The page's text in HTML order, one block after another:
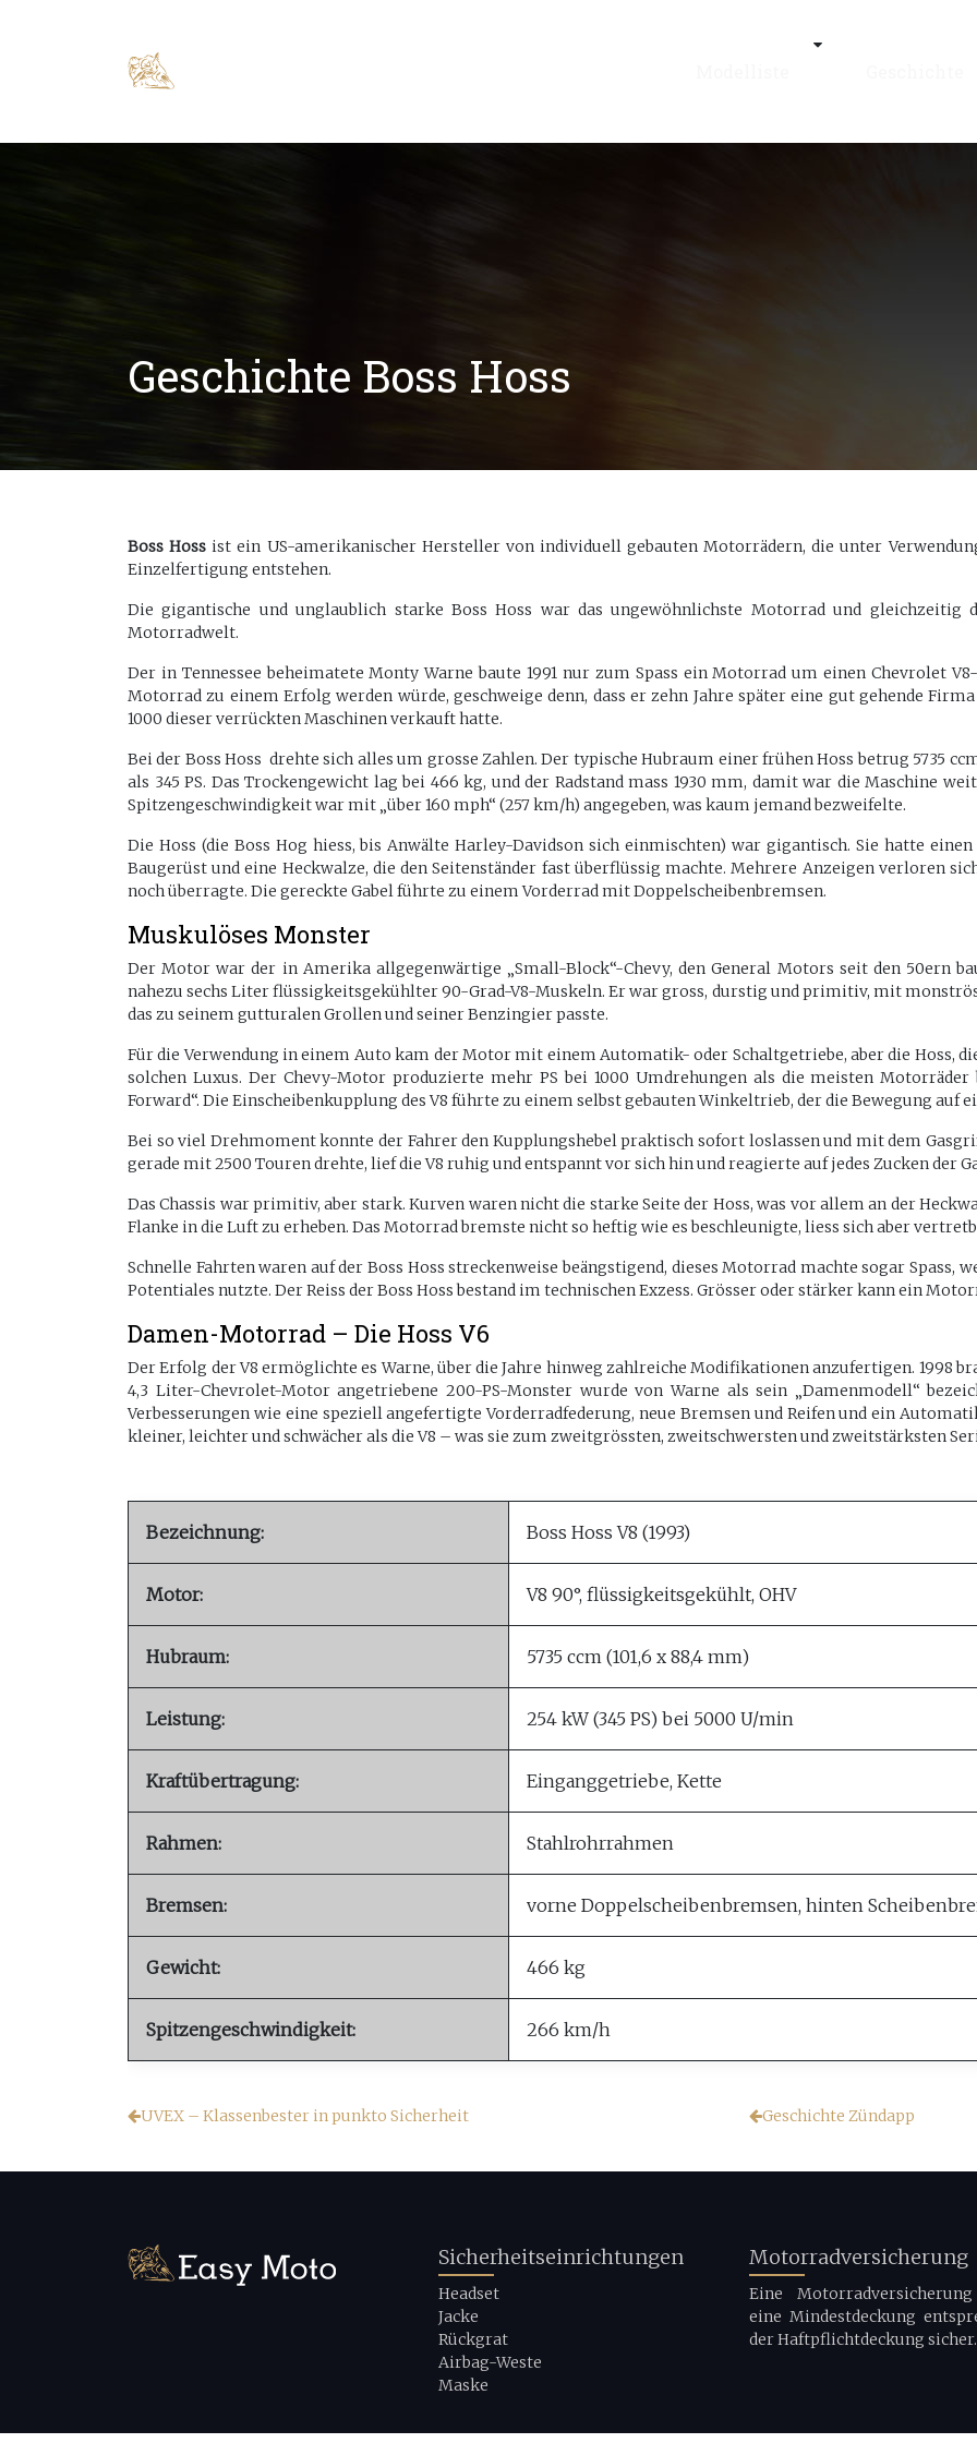
Geschichte Boss Hoss
Boss Hoss ist ein US-amerikanischer Hersteller von individuell gebauten Motorrädern, die unter
Einzelfertigung entstehen.
Die gigantische und unglaublich starke Boss Hoss war das ungewöhnlichste Motorrad und gleichzeitig
Motorradwelt.
Der in Tennessee beheimatete Monty Warne baute 1991 nur zum Spass ein Motorrad um einen Chevrolet
Motorrad zu einem Erfolg werden würde, geschweige denn, dass er zehn Jahre später eine gut gehende
1000 dieser verrückten Maschinen verkauft hatte.
Bei der Boss Hoss drehte sich alles um grosse Zahlen. Der typische Hubraum einer frühen Hoss betrug 5735
als 345 PS. Das Trockengewicht lag bei 466 kg, und der Radstand mass 1930 mm, damit war die Maschine
Spitzengeschwindigkeit war mit „über 160 mph“ (257 km/h) angegeben, was kaum jemand bezweifelte.
Die Hoss (die Boss Hog hiess, bis Anwälte Harley-Davidson sich einmischten) war gigantisch. Sie hatte
Baugerüst und eine Heckwalze, die den Seitenständer fast überflüssig machte. Mehrere Anzeigen verloren
noch überragte. Die gereckte Gabel führte zu einem Vorderrad mit Doppelscheibenbremsen.
Muskulöses Monster
Der Motor war der in Amerika allgegenwärtige „Small-Block“-Chevy, den General Motors seit den 50ern
nahezu sechs Liter flüssigkeitsgekühlter 90-Grad-V8-Muskeln. Er war gross, durstig und primitiv, mit
das zu seinem gutturalen Grollen und seiner Benzingier passte.
Für die Verwendung in einem Auto kam der Motor mit einem Automatik- oder Schaltgetriebe, aber die Hoss,
solchen Luxus. Der Chevy-Motor produzierte mehr PS bei 1000 Umdrehungen als die meisten Motorräder
Forward“. Die Einscheibenkupplung des V8 führte zu einem selbst gebauten Winkeltrieb, der die Bewegung auf
Bei so viel Drehmoment konnte der Fahrer den Kupplungshebel praktisch sofort loslassen und mit dem
gerade mit 2500 Touren drehte, lief die V8 ruhig und entspannt vor sich hin und reagierte auf jedes Zucken der
Das Chassis war primitiv, aber stark. Kurven waren nicht die starke Seite der Hoss, was vor allem an der
Flanke in die Luft zu erheben. Das Motorrad bremste nicht so heftig wie es beschleunigte, liess sich aber
Schnelle Fahrten waren auf der Boss Hoss streckenweise beängstigend, dieses Motorrad machte sogar Spass,
Potentiales nutzte. Der Reiss der Boss Hoss bestand im technischen Exzess. Grösser oder stärker kann ein
Damen-Motorrad – Die Hoss V6
Der Erfolg der V8 ermöglichte es Warne, über die Jahre hinweg zahlreiche Modifikationen anzufertigen. 1998
4,3 Liter-Chevrolet-Motor angetriebene 200-PS-Monster wurde von Warne als sein „Damenmodell“
Verbesserungen wie eine speziell angefertigte Vorderradfederung, neue Bremsen und Reifen und ein
kleiner, leichter und schwächer als die V8 – was sie zum zweitgrössten, zweitschwersten und zweitstärksten
Bezeichnung: Boss Hoss V8 (1993)
Motor: V8 90°, flüssigkeitsgekühlt, OHV
Hubraum: 5735 ccm (101,6 x 88,4 mm)
Leistung: 254 kW (345 PS) bei 5000 U/min
Kraftübertragung: Einganggetriebe, Kette
Rahmen: Stahlrohrrahmen
Bremsen: vorne Doppelscheibenbremsen, hinten
Gewicht: 466 kg
Spitzengeschwindigkeit: 266 km/h
UVEX – Klassenbester in punkto Sicherheit Geschichte Zündapp
Sicherheitseinrichtungen
Headset
Jacke
Rückgrat
Airbag-Weste
Maske
Motorradversicherung
Eine
eine Mindestdeckung
der Haftpflichtdeckung sicher.